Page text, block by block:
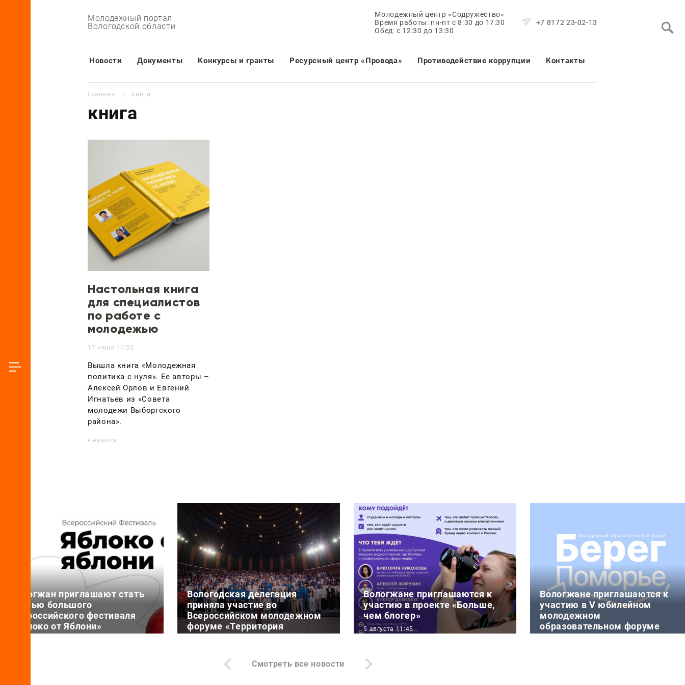
Молодежный портал
Вологодской области
Молодежный центр «Содружество»
Время работы: пн-пт с 8:30 до 17:30
Обед: с 12:30 до 13:30
+7 8172 23-02-13
Основная навигация
Новости Документы Конкурсы и гранты Ресурсный центр «Провода» Противодействие коррупции Контакты
Строка навигации
Главная книга
книга
Настольная книга
для специалистов
по работе с
молодежью
17 июня 11:55
Вышла книга «Молодежная
политика с нуля». Ее авторы –
Алексей Орлов и Евгений
Игнатьев из «Совета
молодежи Выборгского
района».
книга
Вологжан приглашают стать
частью большого
Всероссийского фестиваля
«Яблоко от Яблони»
Вологодская делегация
приняла участие во
Всероссийском молодежном
форуме «Территория
Представители Вологодской
Вологжане приглашаются к
участию в проекте «Больше,
чем блогер»
5 августа 11:45
рамках программы Росмолодёжи
«Больше, чем путешествие» реализ
Вологжане приглашаются к
участию в V юбилейном
молодежном
образовательном форуме
Смотреть все новости